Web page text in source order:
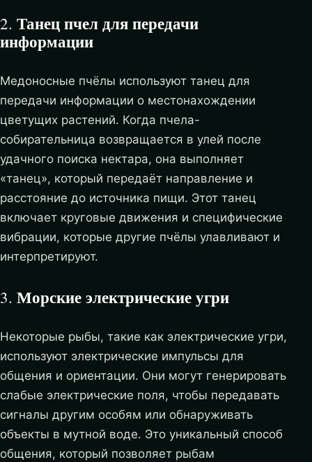
2. Танец пчел для передачи
информации
Медоносные пчёлы используют танец для
передачи информации о местонахождении
цветущих растений. Когда пчела-
собирательница возвращается в улей после
удачного поиска нектара, она выполняет
«танец», который передаёт направление и
расстояние до источника пищи. Этот танец
включает круговые движения и специфические
вибрации, которые другие пчёлы улавливают и
интерпретируют.
3. Морские электрические угри
Некоторые рыбы, такие как электрические угри,
используют электрические импульсы для
общения и ориентации. Они могут генерировать
слабые электрические поля, чтобы передавать
сигналы другим особям или обнаруживать
объекты в мутной воде. Это уникальный способ
общения, который позволяет рыбам